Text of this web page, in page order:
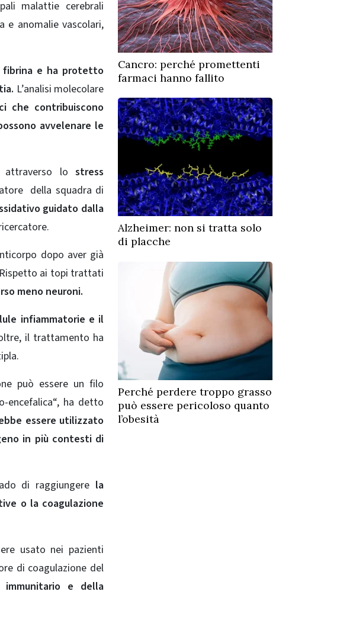
malattie cerebrali
e anomalie vascolari,
fibrina e ha protetto
L’analisi molecolare
che contribuiscono
avvelenare le
attraverso lostress
della squadra di
guidato dalla
dopo aver già
ai topi trattati
meno neuroni.
infiammatorie e il
il trattamento ha
.
può essere un filo
encefalica“, ha detto
essere utilizzato
in più contesti di
di raggiungere la
o la coagulazione
usato nei pazienti
di coagulazione del
e della
Cancro: perché promettenti
farmaci hanno fallito
Alzheimer: non si tratta solo
di placche
Perché perdere troppo grasso
può essere pericoloso quanto
l’obesità